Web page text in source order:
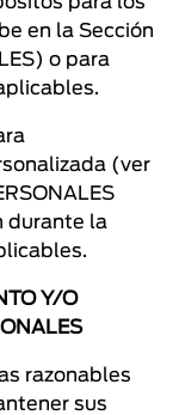
en la Sección
o para
(ver
durante la
Y/O
razonables
sus